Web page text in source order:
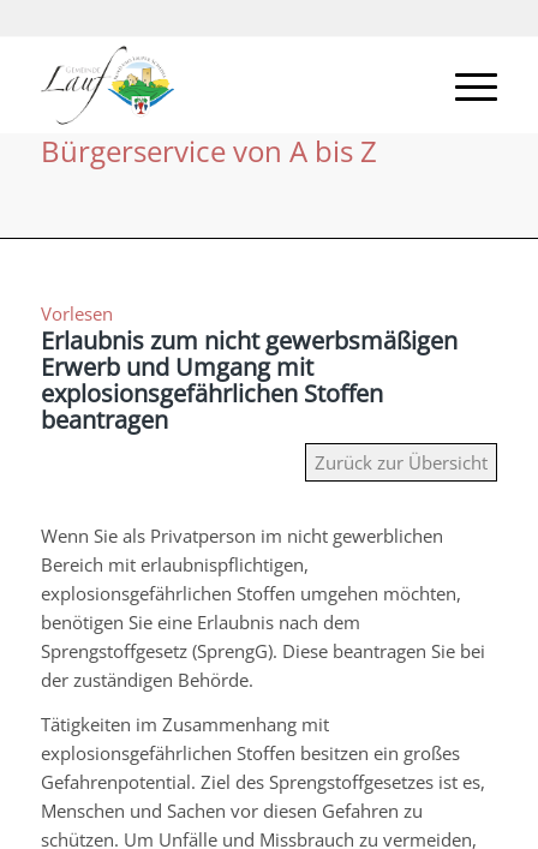
Bürgerservice von A bis Z
Vorlesen
Erlaubnis zum nicht gewerbsmäßigen
Erwerb und Umgang mit
explosionsgefährlichen Stoffen
beantragen
Zurück zur Übersicht
Wenn Sie als Privatperson im nicht gewerblichen
Bereich mit erlaubnispflichtigen,
explosionsgefährlichen Stoffen umgehen möchten,
benötigen Sie eine Erlaubnis nach dem
Sprengstoffgesetz (SprengG). Diese beantragen Sie bei
der zuständigen Behörde.
Tätigkeiten im Zusammenhang mit
explosionsgefährlichen Stoffen besitzen ein großes
Gefahrenpotential. Ziel des Sprengstoffgesetzes ist es,
Menschen und Sachen vor diesen Gefahren zu
schützen. Um Unfälle und Missbrauch zu vermeiden,